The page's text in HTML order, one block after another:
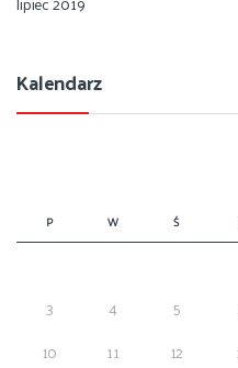
Kalendarz
P W Ś
3
4 5
10
11 12